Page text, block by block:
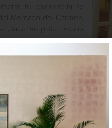
Mercado del Carmen,
¡mesas y sillas